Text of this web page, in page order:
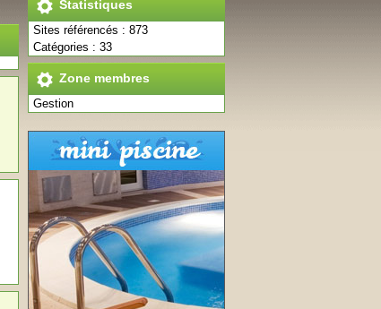
Statistiques
Sites référencés : 873
Catégories : 33
Zone membres
Gestion